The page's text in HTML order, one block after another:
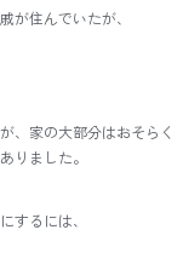
が住んでいたが、
、家の大部分はおそらく
りました。
するには、